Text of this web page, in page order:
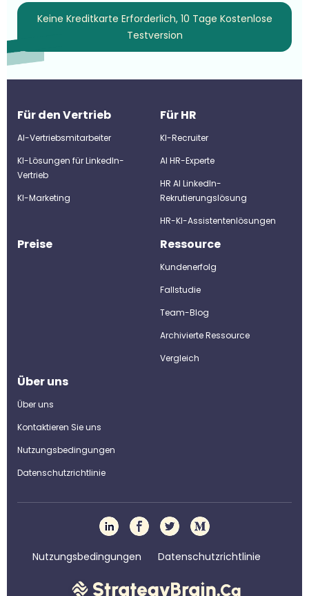
Keine Kreditkarte Erforderlich, 10 Tage Kostenlose
Testversion
Für den Vertrieb
AI-Vertriebsmitarbeiter
KI-Lösungen für LinkedIn-
Vertrieb
KI-Marketing
Für HR
KI-Recruiter
Al HR-Experte
HR AI LinkedIn-
Rekrutierungslösung
HR-KI-Assistentenlösungen
Preise Ressource
Kundenerfolg
Fallstudie
Team-Blog
Archivierte Ressource
Vergleich
Über uns
Über uns
Kontaktieren Sie uns
Nutzungsbedingungen
Datenschutzrichtlinie
Nutzungsbedingungen Datenschutzrichtlinie